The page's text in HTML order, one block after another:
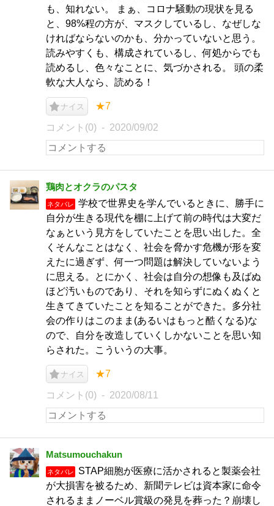
も、知れない。 まぁ、コロナ騒動の現状を見る
と、98%程の方が、マスクしているし、なぜしな
ければならないのかも、分かっていないと思う。
読みやすくも、構成されているし、何処からでも
読めるし、色々なことに、気づかされる。 頭の柔
軟な大人なら、読める！
ナイス ★7
コメント(0) 2020/09/02
鶏肉とオクラのパスタ
ネタバレ
学校で世界史を学んでいるときに、勝手に
自分が生きる現代を棚に上げて前の時代は大変だ
なぁという見方をしていたことを思い出した。全
くそんなことはなく、社会を脅かす危機が形を変
えたに過ぎず、何一つ問題は解決していないよう
に思える。とにかく、社会は自分の想像も及ばぬ
ほど汚いものであり、それを知らずにぬくぬくと
生きてきていたことを知ることができた。多分社
会の作りはこのまま(あるいはもっと酷くなる)な
ので、自分を改造していくしかないことを思い知
らされた。こういうの大事。
ナイス ★7
コメント(0) 2020/08/11
Matsumouchakun
ネタバレ
STAP細胞が医療に活かされると製薬会社
が大損害を被るため、新聞テレビは資本家に命令
されるままノーベル賞級の発見を葬った？崩壊し